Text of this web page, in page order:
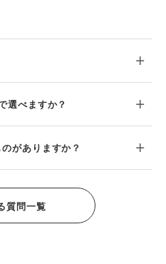
選べますか？
がありますか？
質問一覧